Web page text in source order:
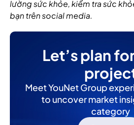
lường sức khỏe, kiểm tra sức
bạn trên social media.
Let’s plan
Meet YouNet Group
to uncover market
category